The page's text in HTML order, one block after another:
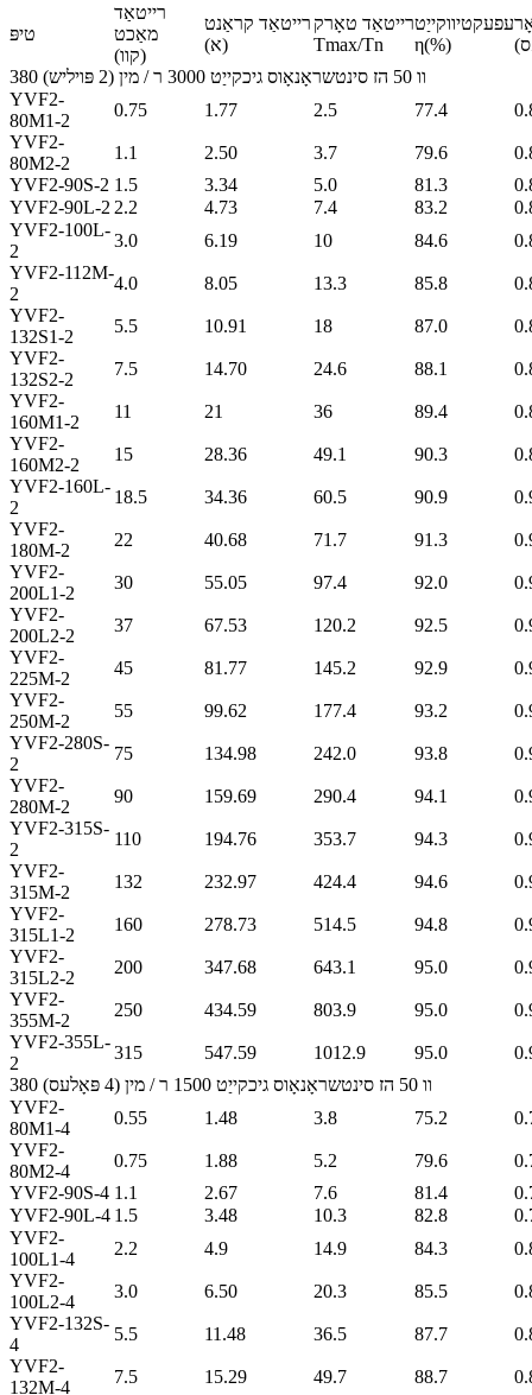
טיפּ
רייטאַד
מאַכט
(קוו)
רייטאַד קראַנט
(א)
רייטאַד טאָרק
Tmax/Tn
עפעקטיווקייַט
η(%)
380 וו 50 הז סינטשראָנאָוס גיכקייַט 3000 ר / מין (2 פּויליש)
YVF2-
80M1-2
0.75 1.77 2.5 77.4
YVF2-
80M2-2
1.1 2.50 3.7 79.6
YVF2-90S-2 1.5 3.34 5.0 81.3
YVF2-90L-2 2.2 4.73 7.4 83.2
YVF2-100L-
2
3.0 6.19 10 84.6
YVF2-112M-
2
4.0 8.05 13.3 85.8
YVF2-
132S1-2
5.5 10.91 18 87.0
YVF2-
132S2-2
7.5 14.70 24.6 88.1
YVF2-
160M1-2
11 21 36 89.4
YVF2-
160M2-2
15 28.36 49.1 90.3
YVF2-160L-
2
18.5 34.36 60.5 90.9
YVF2-
180M-2
22 40.68 71.7 91.3
YVF2-
200L1-2
30 55.05 97.4 92.0
YVF2-
200L2-2
37 67.53 120.2 92.5
YVF2-
225M-2
45 81.77 145.2 92.9
YVF2-
250M-2
55 99.62 177.4 93.2
YVF2-280S-
2
75 134.98 242.0 93.8
YVF2-
280M-2
90 159.69 290.4 94.1
YVF2-315S-
2
110 194.76 353.7 94.3
YVF2-
315M-2
132 232.97 424.4 94.6
YVF2-
315L1-2
160 278.73 514.5 94.8
YVF2-
315L2-2
200 347.68 643.1 95.0
YVF2-
355M-2
250 434.59 803.9 95.0
YVF2-355L-
2
315 547.59 1012.9 95.0
380 וו 50 הז סינטשראָנאָוס גיכקייַט 1500 ר / מין (4 פּאָלעס)
YVF2-
80M1-4
0.55 1.48 3.8 75.2
YVF2-
80M2-4
0.75 1.88 5.2 79.6
YVF2-90S-4 1.1 2.67 7.6 81.4
YVF2-90L-4 1.5 3.48 10.3 82.8
YVF2-
100L1-4
2.2 4.9 14.9 84.3
YVF2-
100L2-4
3.0 6.50 20.3 85.5
YVF2-132S-
4
5.5 11.48 36.5 87.7
YVF2-
132M-4
7.5 15.29 49.7 88.7